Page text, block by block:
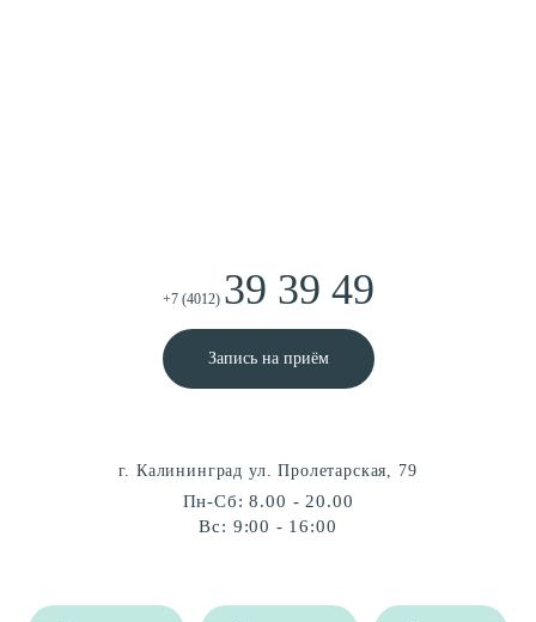
+7 (4012) 39 39 49
Запись на приём
г. Калининград ул. Пролетарская, 79
Пн-Сб: 8.00 - 20.00
Вс: 9:00 - 16:00